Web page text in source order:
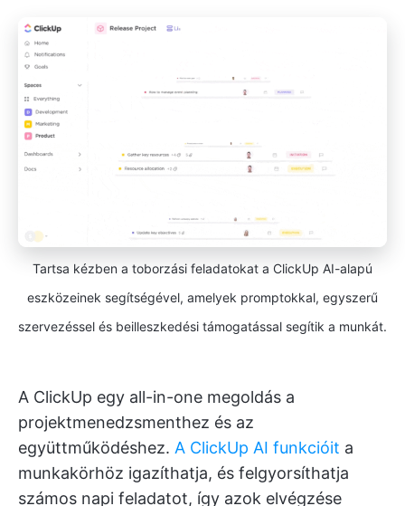
Tartsa kézben a toborzási feladatokat a ClickUp AI-alapú
eszközeinek segítségével, amelyek promptokkal, egyszerű
szervezéssel és beilleszkedési támogatással segítik a munkát.
A ClickUp egy all-in-one megoldás a
projektmenedzsmenthez és az
együttműködéshez. A ClickUp AI funkcióit a
munkakörhöz igazíthatja, és felgyorsíthatja
számos napi feladatot, így azok elvégzése